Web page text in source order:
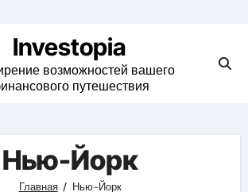
Investopia
возможностей вашего
путешествия
Нью-Йорк
Главная Нью-Йорк